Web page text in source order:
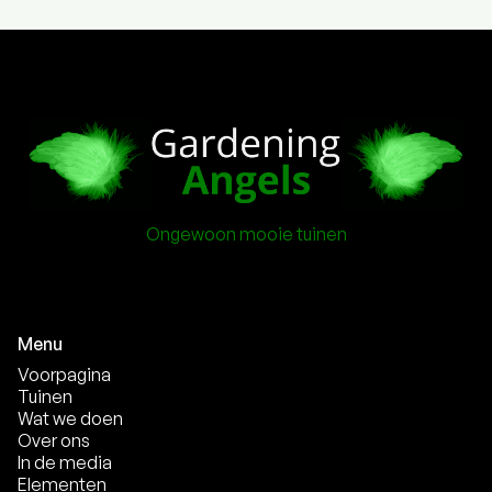
Ongewoon mooie tuinen
Menu
Voorpagina
Tuinen
Wat we doen
Over ons
In de media
Elementen